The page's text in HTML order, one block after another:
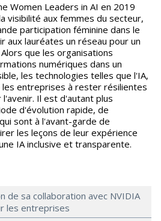
Women Leaders in AI en 2019
visibilité aux femmes du secteur,
participation féminine dans le
aux lauréates un réseau pour un
que les organisations
numériques dans un
les technologies telles que l'IA,
entreprises à rester résilientes
Il est d'autant plus
d'évolution rapide, de
sont à l'avant-garde de
les leçons de leur expérience
IA inclusive et transparente.
de sa collaboration avec NVIDIA
les entreprises